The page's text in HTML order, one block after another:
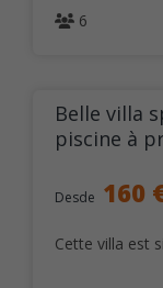
6
Belle villa
piscine à
Desde 160
Cette villa est